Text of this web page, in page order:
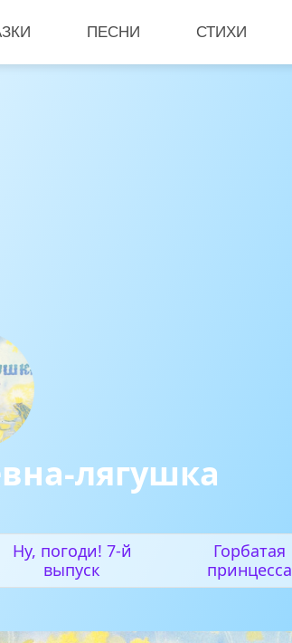
ПЕСНИ СТИХИ
лягушка
Ну, погоди! 7-й
выпуск
Горбатая
принцесса